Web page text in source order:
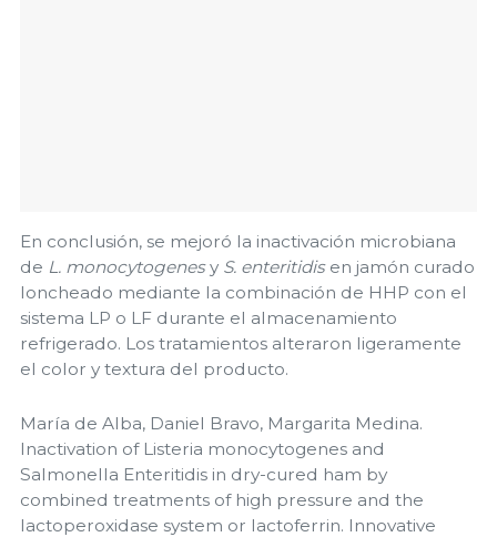
En conclusión, se mejoró la inactivación microbiana
de L. monocytogenesy S. enteritidisen jamón curado
loncheado mediante la combinación de HHP con el
sistema LP o LF durante el almacenamiento
refrigerado. Los tratamientos alteraron ligeramente
el color y textura del producto.
María de Alba, Daniel Bravo, Margarita Medina.
Inactivation of Listeria monocytogenes and
Salmonella Enteritidis in dry-cured ham by
combined treatments of high pressure and the
lactoperoxidase system or lactoferrin. Innovative